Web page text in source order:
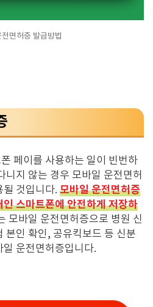
면허증 발급방법
페이를 사용하는 일이 빈번하
니지 않는 경우 모바일 운전면허
될 것입니다. 모바일 운전면허증
스마트폰에 안전하게 저장하
모바일 운전면허증으로 병원 신
본인 확인, 공유킥보드 등 신분
운전면허증입니다.